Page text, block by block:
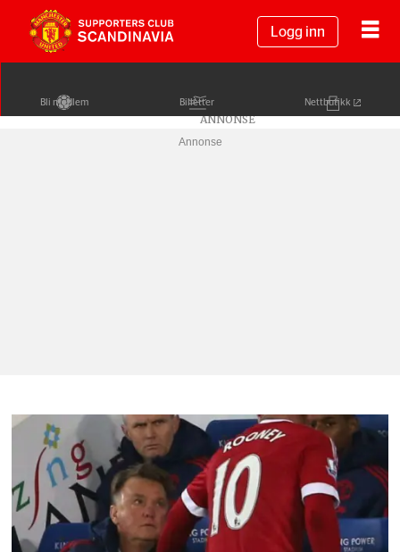
Logg inn
Bli medlem Billetter Nettbutikk
Annonse